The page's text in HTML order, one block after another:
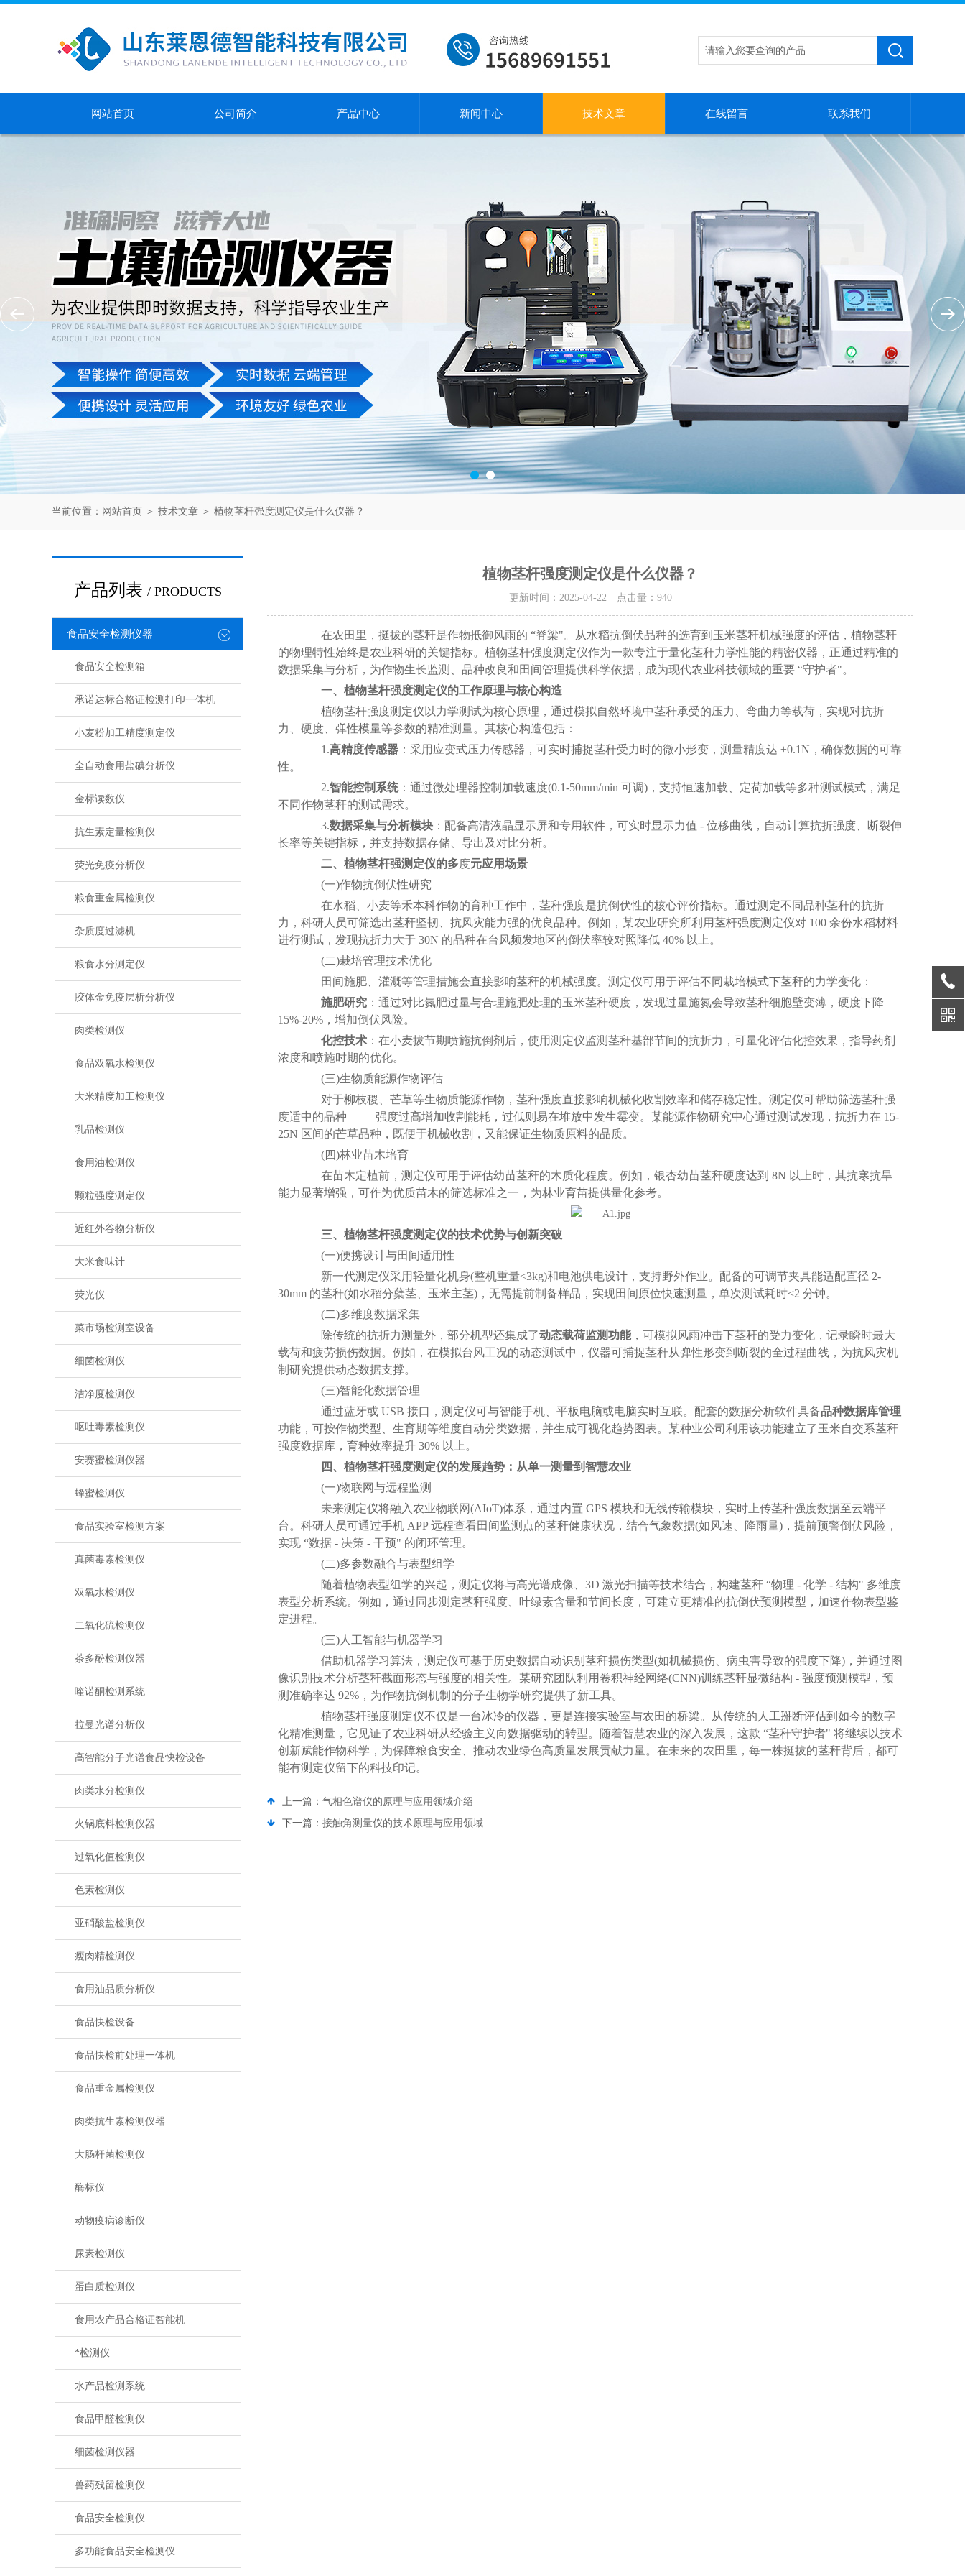
网站首页 公司简介 产品中心 新闻中心 技术文章 在线留言 联系我们
当前位置： 网站首页 ＞ 技术文章 ＞ 植物茎杆强度测定仪是什么仪器？
产品列表 / PRODUCTS
食品安全检测仪器
食品安全检测箱
承诺达标合格证检测打印一体机
小麦粉加工精度测定仪
全自动食用盐碘分析仪
金标读数仪
抗生素定量检测仪
荧光免疫分析仪
粮食重金属检测仪
杂质度过滤机
粮食水分测定仪
胶体金免疫层析分析仪
肉类检测仪
食品双氧水检测仪
大米精度加工检测仪
乳品检测仪
食用油检测仪
颗粒强度测定仪
近红外谷物分析仪
大米食味计
荧光仪
菜市场检测室设备
细菌检测仪
洁净度检测仪
呕吐毒素检测仪
安赛蜜检测仪器
蜂蜜检测仪
食品实验室检测方案
真菌毒素检测仪
双氧水检测仪
二氧化硫检测仪
茶多酚检测仪器
喹诺酮检测系统
拉曼光谱分析仪
高智能分子光谱食品快检设备
肉类水分检测仪
火锅底料检测仪器
过氧化值检测仪
色素检测仪
亚硝酸盐检测仪
瘦肉精检测仪
食用油品质分析仪
食品快检设备
食品快检前处理一体机
食品重金属检测仪
肉类抗生素检测仪器
大肠杆菌检测仪
酶标仪
动物疫病诊断仪
尿素检测仪
蛋白质检测仪
食用农产品合格证智能机
*检测仪
水产品检测系统
食品甲醛检测仪
细菌检测仪器
兽药残留检测仪
食品安全检测仪
多功能食品安全检测仪
植物茎杆强度测定仪是什么仪器？
更新时间：2025-04-22 点击量： 940
在农田里，挺拔的茎秆是作物抵御风雨的 “脊梁"。从水稻抗倒伏品种的选育到玉米茎秆机械强度的评估，植物茎秆
的物理特性始终是农业科研的关键指标。植物茎杆强度测定仪作为一款专注于量化茎秆力学性能的精密仪器，正通过精准的
数据采集与分析，为作物生长监测、品种改良和田间管理提供科学依据，成为现代农业科技领域的重要 “守护者"。
一、植物茎杆强度测定仪的工作原理与核心构造
植物茎杆强度测定仪以力学测试为核心原理，通过模拟自然环境中茎秆承受的压力、弯曲力等载荷，实现对抗折
力、硬度、弹性模量等参数的精准测量。其核心构造包括：
1.高精度传感器 ：采用应变式压力传感器，可实时捕捉茎秆受力时的微小形变，测量精度达 ±0.1N，确保数据的可靠
性。
2.智能控制系统：通过微处理器控制加载速度(0.1-50mm/min 可调)，支持恒速加载、定荷加载等多种测试模式，满足
不同作物茎秆的测试需求。
3.数据采集与分析模块 ：配备高清液晶显示屏和专用软件，可实时显示力值 - 位移曲线，自动计算抗折强度、断裂伸
长率等关键指标，并支持数据存储、导出及对比分析。
二、 植物茎杆强测定仪的多度元应用场景
(一)作物抗倒伏性研究
在水稻、小麦等禾本科作物的育种工作中，茎秆强度是抗倒伏性的核心评价指标。通过测定不同品种茎秆的抗折
力，科研人员可筛选出茎秆坚韧、抗风灾能力强的优良品种。例如，某农业研究所利用茎杆强度测定仪对 100 余份水稻材料
进行测试，发现抗折力大于 30N 的品种在台风频发地区的倒伏率较对照降低 40% 以上。
(二)栽培管理技术优化
田间施肥、灌溉等管理措施会直接影响茎秆的机械强度。测定仪可用于评估不同栽培模式下茎秆的力学变化：
施肥研究 ：通过对比氮肥过量与合理施肥处理的玉米茎秆硬度，发现过量施氮会导致茎秆细胞壁变薄，硬度下降
15%-20%，增加倒伏风险。
化控技术 ：在小麦拔节期喷施抗倒剂后，使用测定仪监测茎秆基部节间的抗折力，可量化评估化控效果，指导药剂
浓度和喷施时期的优化。
(三)生物质能源作物评估
对于柳枝稷、芒草等生物质能源作物，茎秆强度直接影响机械化收割效率和储存稳定性。测定仪可帮助筛选茎秆强
度适中的品种 —— 强度过高增加收割能耗，过低则易在堆放中发生霉变。某能源作物研究中心通过测试发现，抗折力在 15-
25N 区间的芒草品种，既便于机械收割，又能保证生物质原料的品质。
(四)林业苗木培育
在苗木定植前，测定仪可用于评估幼苗茎秆的木质化程度。例如，银杏幼苗茎秆硬度达到 8N 以上时，其抗寒抗旱
能力显著增强，可作为优质苗木的筛选标准之一，为林业育苗提供量化参考。
三、 植物茎杆强度测定仪的技术优势与创新突破
(一)便携设计与田间适用性
新一代测定仪采用轻量化机身(整机重量<3kg)和电池供电设计，支持野外作业。配备的可调节夹具能适配直径 2-
30mm 的茎秆(如水稻分蘖茎、玉米主茎)，无需提前制备样品，实现田间原位快速测量，单次测试耗时<2 分钟。
(二)多维度数据采集
除传统的抗折力测量外，部分机型还集成了动态载荷监测功能，可模拟风雨冲击下茎秆的受力变化，记录瞬时最大
载荷和疲劳损伤数据。例如，在模拟台风工况的动态测试中，仪器可捕捉茎秆从弹性形变到断裂的全过程曲线，为抗风灾机
制研究提供动态数据支撑。
(三)智能化数据管理
通过蓝牙或 USB 接口，测定仪可与智能手机、平板电脑或电脑实时互联。配套的数据分析软件具备品种数据库管理
功能，可按作物类型、生育期等维度自动分类数据，并生成可视化趋势图表。某种业公司利用该功能建立了玉米自交系茎秆
强度数据库，育种效率提升 30% 以上。
四、植物茎杆强度测定仪的发展趋势：从单一测量到智慧农业
(一)物联网与远程监测
未来测定仪将融入农业物联网(AIoT)体系，通过内置 GPS 模块和无线传输模块，实时上传茎秆强度数据至云端平
台。科研人员可通过手机 APP 远程查看田间监测点的茎秆健康状况，结合气象数据(如风速、降雨量)，提前预警倒伏风险，
实现 “数据 - 决策 - 干预" 的闭环管理。
(二)多参数融合与表型组学
随着植物表型组学的兴起，测定仪将与高光谱成像、3D 激光扫描等技术结合，构建茎秆 “物理 - 化学 - 结构" 多维度
表型分析系统。例如，通过同步测定茎秆强度、叶绿素含量和节间长度，可建立更精准的抗倒伏预测模型，加速作物表型鉴
定进程。
(三)人工智能与机器学习
借助机器学习算法，测定仪可基于历史数据自动识别茎秆损伤类型(如机械损伤、病虫害导致的强度下降)，并通过图
像识别技术分析茎秆截面形态与强度的相关性。某研究团队利用卷积神经网络(CNN)训练茎秆显微结构 - 强度预测模型，预
测准确率达 92%，为作物抗倒机制的分子生物学研究提供了新工具。
植物茎杆强度测定仪不仅是一台冰冷的仪器，更是连接实验室与农田的桥梁。从传统的人工掰断评估到如今的数字
化精准测量，它见证了农业科研从经验主义向数据驱动的转型。随着智慧农业的深入发展，这款 “茎秆守护者" 将继续以技术
创新赋能作物科学，为保障粮食安全、推动农业绿色高质量发展贡献力量。在未来的农田里，每一株挺拔的茎秆背后，都可
能有测定仪留下的科技印记。
上一篇： 气相色谱仪的原理与应用领域介绍
下一篇： 接触角测量仪的技术原理与应用领域